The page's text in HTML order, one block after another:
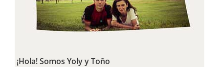
¡Hola! Somos Yoly y Toño